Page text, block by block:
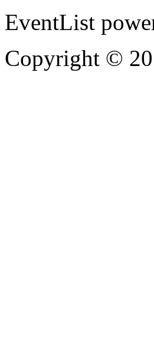
EventList
Copyright ©